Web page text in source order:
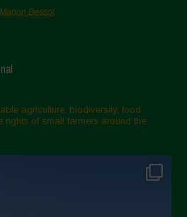
Marion Bessol
agriculture, biodiversity, food
rights of small farmers around the